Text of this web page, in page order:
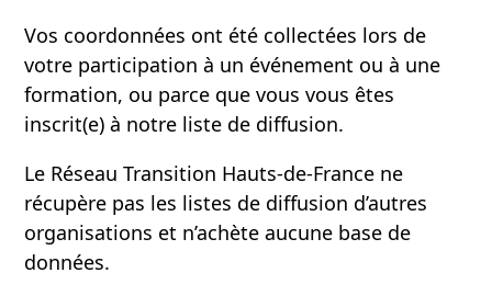
Vos coordonnées ont été collectées lors de
votre participation à un événement ou à une
formation, ou parce que vous vous êtes
inscrit(e) à notre liste de diffusion.
Le Réseau Transition Hauts-de-France ne
récupère pas les listes de diffusion d’autres
organisations et n’achète aucune base de
données.